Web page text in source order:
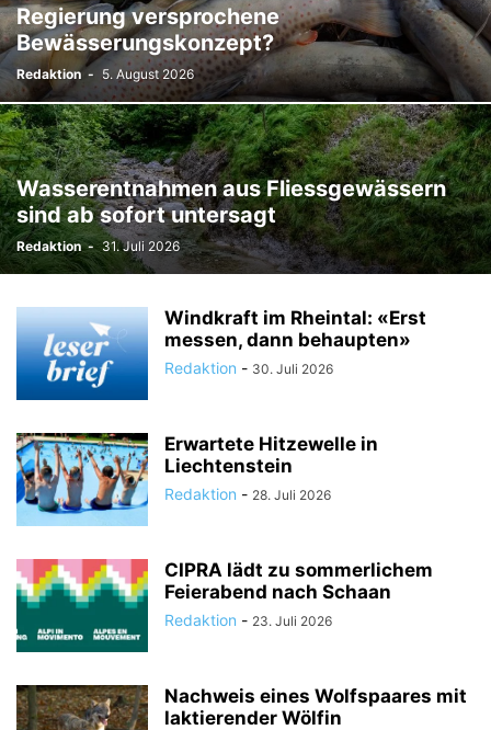
TODESFÄLLE TOURISMUS UMFRAGE
ÜSERE WORZLA - HISTORISCHES VEREINE VERKEHR
WIRTSCHAFTS:ZEIT
Regierung versprochene
Bewässerungskonzept?
Redaktion - 5. August 2026
Wasserentnahmen aus Fliessgewässern
sind ab sofort untersagt
Redaktion - 31. Juli 2026
Windkraft im Rheintal: «Erst
messen, dann behaupten»
Redaktion - 30. Juli 2026
Erwartete Hitzewelle in
Liechtenstein
Redaktion - 28. Juli 2026
CIPRA lädt zu sommerlichem
Feierabend nach Schaan
Redaktion - 23. Juli 2026
Nachweis eines Wolfspaares mit
laktierender Wölfin